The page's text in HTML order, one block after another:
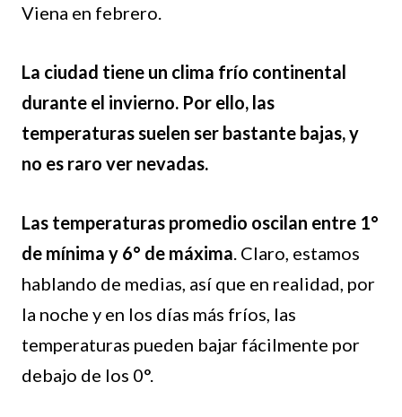
Viena en febrero.
La ciudad tiene un clima frío continental
durante el invierno. Por ello, las
temperaturas suelen ser bastante bajas, y
no es raro ver nevadas.
Las temperaturas promedio oscilan entre 1°
de mínima y 6° de máxima . Claro, estamos
hablando de medias, así que en realidad, por
la noche y en los días más fríos, las
temperaturas pueden bajar fácilmente por
debajo de los 0°.